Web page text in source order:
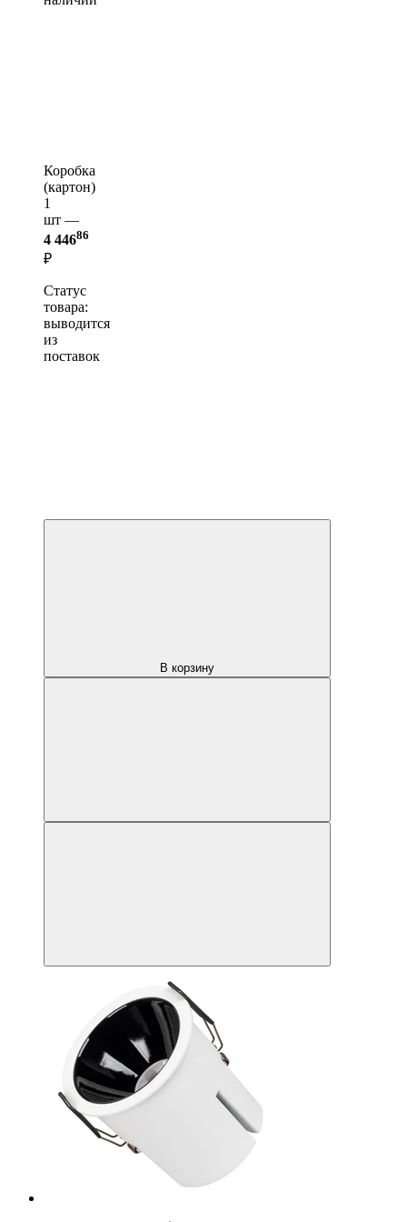
Коробка
(картон)
1
шт —
4 44686
₽
Статус
товара:
выводится
из
поставок
В корзину